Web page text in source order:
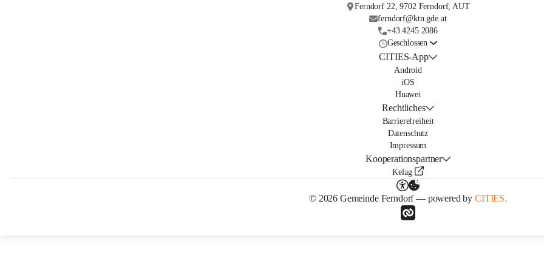
Ferndorf 22, 9702 Ferndorf, AUT
ferndorf@ktn.gde.at
+43 4245 2086
Geschlossen
CITIES-App
Android
iOS
Huawei
Rechtliches
Barrierefreiheit
Datenschutz
Impressum
Kooperationspartner
Kelag
© 2026 Gemeinde Ferndorf — powered byCITIES.